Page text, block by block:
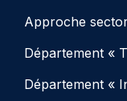
Approche
Département «
Département «